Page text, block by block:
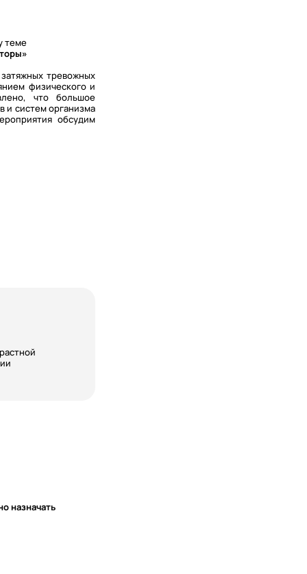
теме
тревожных
физического и
что большое
и систем организма
обсудим
назначать